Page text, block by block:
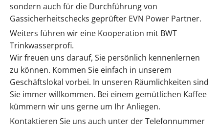
sondern auch für die Durchführung von
Gassicherheitschecks geprüfter EVN Power Partner.
Weiters führen wir eine Kooperation mit BWT
Trinkwasserprofi.
Wir freuen uns darauf, Sie persönlich kennenlernen
zu können. Kommen Sie einfach in unserem
Geschäftslokal vorbei. In unseren Räumlichkeiten sind
Sie immer willkommen. Bei einem gemütlichen Kaffee
kümmern wir uns gerne um Ihr Anliegen.
Kontaktieren Sie uns auch unter der Telefonnummer